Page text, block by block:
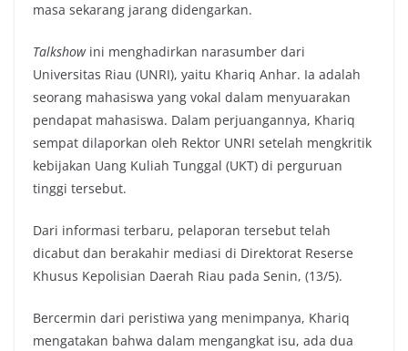
masa sekarang jarang didengarkan.
Talkshowini menghadirkan narasumber dari
Universitas Riau (UNRI), yaitu Khariq Anhar. Ia adalah
seorang mahasiswa yang vokal dalam menyuarakan
pendapat mahasiswa. Dalam perjuangannya, Khariq
sempat dilaporkan oleh Rektor UNRI setelah mengkritik
kebijakan Uang Kuliah Tunggal (UKT) di perguruan
tinggi tersebut.
Dari informasi terbaru, pelaporan tersebut telah
dicabut dan berakahir mediasi di Direktorat Reserse
Khusus Kepolisian Daerah Riau pada Senin, (13/5).
Bercermin dari peristiwa yang menimpanya, Khariq
mengatakan bahwa dalam mengangkat isu, ada dua